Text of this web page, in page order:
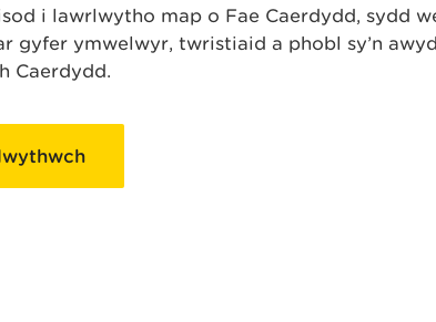
i lawrlwytho map o Fae Caerdydd, sydd
gyfer ymwelwyr, twristiaid a phobl sy’n
Caerdydd.